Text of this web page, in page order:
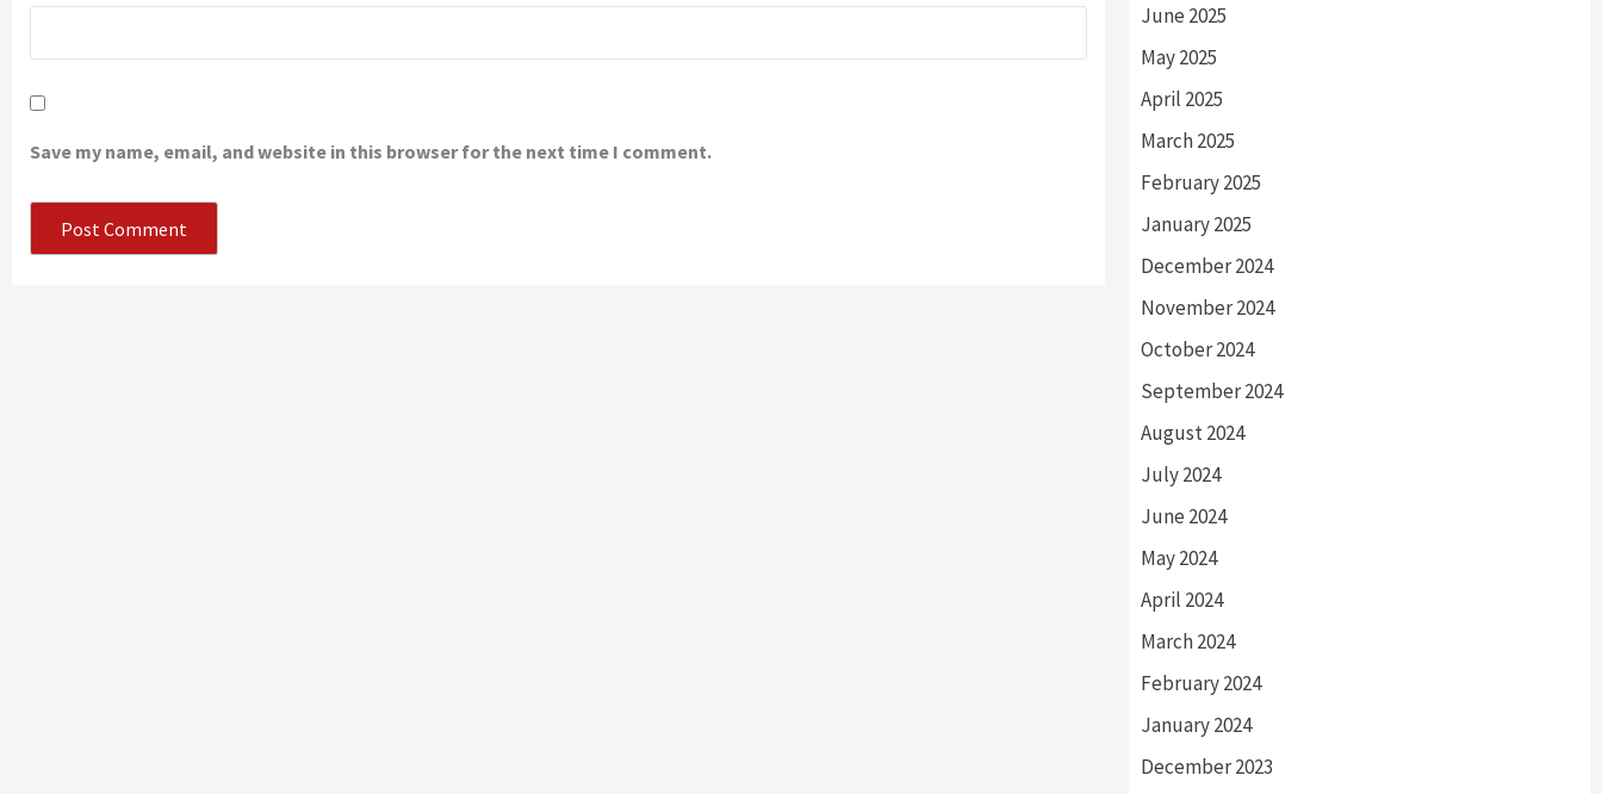
Save my name, email, and website in this browser for the next time I comment.
June 2025
May 2025
April 2025
March 2025
February 2025
January 2025
December 2024
November 2024
October 2024
September 2024
August 2024
July 2024
June 2024
May 2024
April 2024
March 2024
February 2024
January 2024
December 2023